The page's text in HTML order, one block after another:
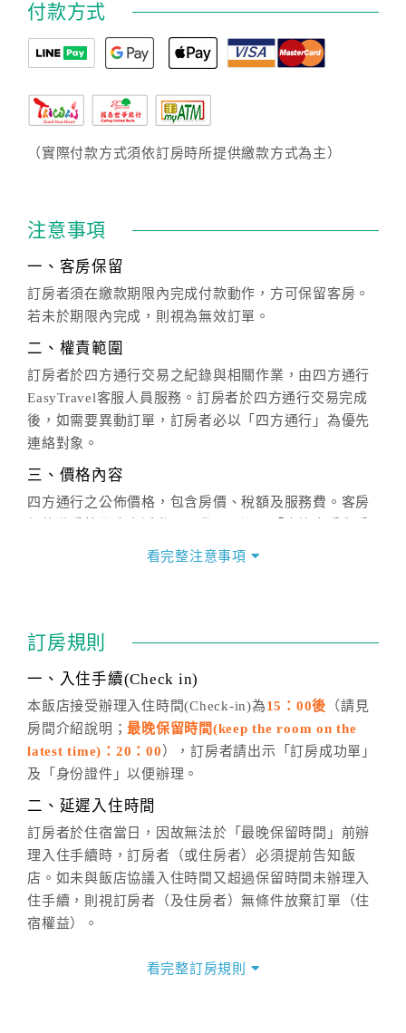
付款方式
（實際付款方式須依訂房時所提供繳款方式為主）
注意事項
一、客房保留
訂房者須在繳款期限內完成付款動作，方可保留客房。
若未於期限內完成，則視為無效訂單。
二、權責範圍
訂房者於四方通行交易之紀錄與相關作業，由四方通行
EasyTravel客服人員服務。訂房者於四方通行交易完成
後，如需要異動訂單，訂房者必以「四方通行」為優先
連絡對象。
三、價格內容
四方通行之公佈價格，包含房價、稅額及服務費。客房
價」之當日價格為標準。
話方式異動訂單。
※非客服時間之申辦異動，皆為次日計算及辦理。
五、客服時間
週一至週日，上午9:00～晚上6:00
六、聯絡方式
(07)9682715 。
看完整注意事項
訂房規則
一、入住手續(Check in)
本飯店接受辦理入住時間(Check-in)為15：00後 （請見
房間介紹說明；最晚保留時間(keep the room on the
latest time)：20：00 ），訂房者請出示「訂房成功單」
及「身份證件」以便辦理。
二、延遲入住時間
訂房者於住宿當日，因故無法於「最晚保留時間」前辦
理入住手續時，訂房者（或住房者）必須提前告知飯
店。如未與飯店協議入住時間又超過保留時間未辦理入
住手續，則視訂房者（及住房者）無條件放棄訂單（住
宿權益）。
看完整訂房規則